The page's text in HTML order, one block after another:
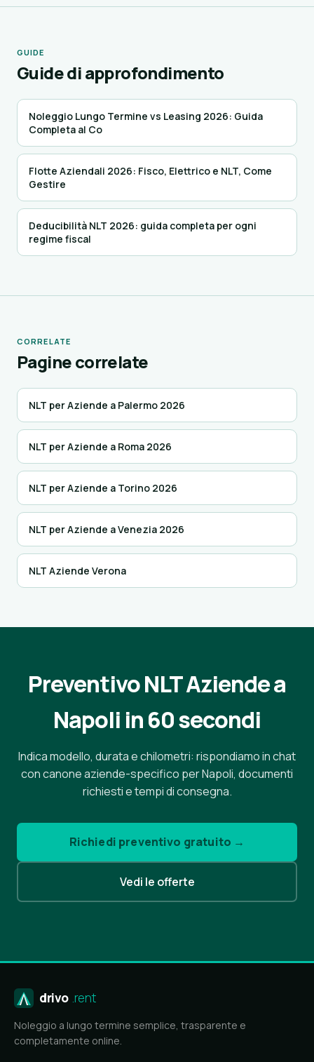
GUIDE
Guide di approfondimento
Noleggio Lungo Termine vs Leasing 2026: Guida
Completa al Co
Flotte Aziendali 2026: Fisco, Elettrico e NLT, Come
Gestire
Deducibilità NLT 2026: guida completa per ogni
regime fiscal
CORRELATE
Pagine correlate
NLT per Aziende a Palermo 2026
NLT per Aziende a Roma 2026
NLT per Aziende a Torino 2026
NLT per Aziende a Venezia 2026
NLT Aziende Verona
Preventivo NLT Aziende a
Napoli in 60 secondi
Indica modello, durata e chilometri: rispondiamo in chat
con canone aziende-specifico per Napoli, documenti
richiesti e tempi di consegna.
Richiedi preventivo gratuito →
Vedi le offerte
drivo .rent
Noleggio a lungo termine semplice, trasparente e
completamente online.